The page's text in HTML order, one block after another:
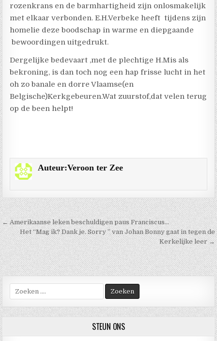
rozenkrans en de barmhartigheid zijn onlosmakelijk
met elkaar verbonden. E.H.Verbeke heeft tijdens zijn
homelie deze boodschap in warme en diepgaande
bewoordingen uitgedrukt.
Dergelijke bedevaart ,met de plechtige H.Mis als
bekroning, is dan toch nog een hap frisse lucht in het
oh zo banale en dorre Vlaamse(en
Belgische)Kerkgebeuren.Wat zuurstof,dat velen terug
op de been helpt!
Auteur:Veroon ter Zee
Berichtnavigatie
← Amerikaanse leken beschuldigen paus Franciscus…
Het “Mag ik? Dank je. Sorry ” van Johan Bonny gaat in tegen de
Kerkelijke leer →
naar:
STEUN ONS